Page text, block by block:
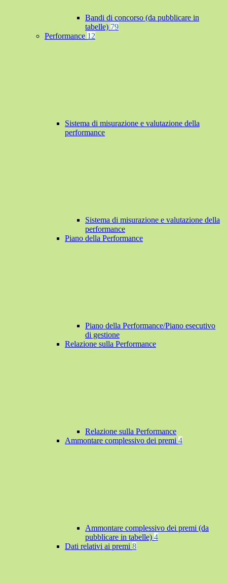
Bandi di concorso (da pubblicare in
tabelle) 79
Performance 12
Sistema di misurazione e valutazione della
performance
Sistema di misurazione e valutazione della
performance
Piano della Performance
Piano della Performance/Piano esecutivo
di gestione
Relazione sulla Performance
Relazione sulla Performance
Ammontare complessivo dei premi 4
Ammontare complessivo dei premi (da
pubblicare in tabelle) 4
Dati relativi ai premi 8